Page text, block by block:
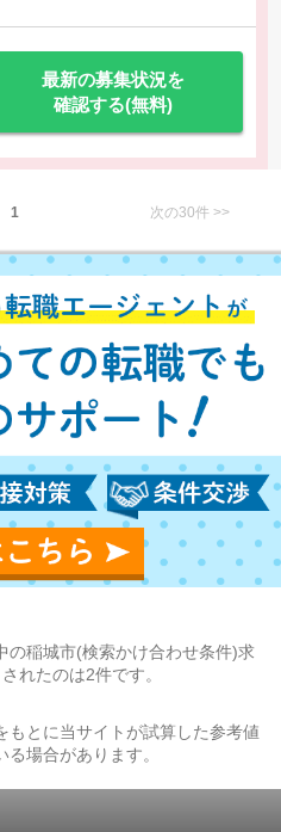
最新の募集状況を
確認する(無料)
1 次の30件 >>
の稲城市(検索かけ合わせ条件)求
れたのは2件です。
とに当サイトが試算した参考値
場合があります。